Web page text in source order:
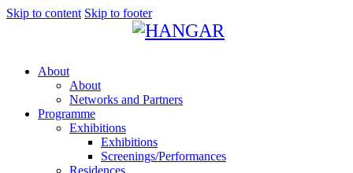
Skip to content Skip to footer
About
About
Networks and Partners
Programme
Exhibitions
Exhibitions
Screenings/Performances
Residences